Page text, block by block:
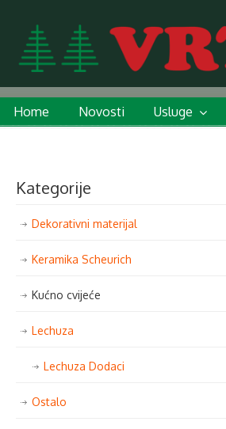
Home Novosti Usluge
Kategorije
Dekorativni materijal
Keramika Scheurich
Kućno cvijeće
Lechuza
Lechuza Dodaci
Ostalo